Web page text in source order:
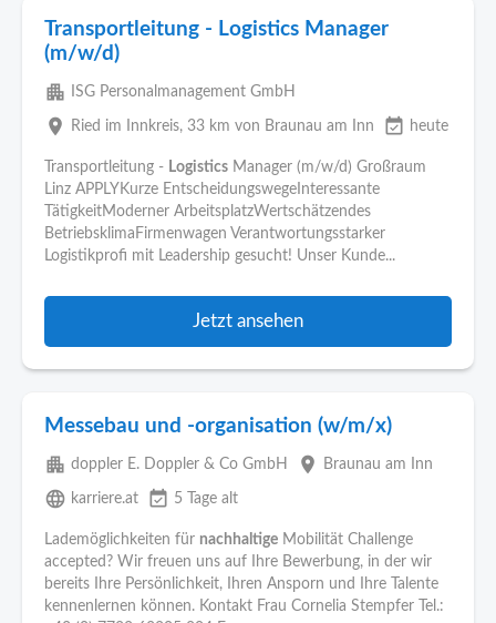
Transportleitung - Logistics Manager
(m/w/d)
apartment ISG Personalmanagement GmbH
place Ried im Innkreis, 33 km von Braunau am Inn event_available heute
Transportleitung - Logistics Manager (m/w/d) Großraum
Linz APPLYKurze EntscheidungswegeInteressante
TätigkeitModerner ArbeitsplatzWertschätzendes
BetriebsklimaFirmenwagen Verantwortungsstarker
Logistikprofi mit Leadership gesucht! Unser Kunde...
Jetzt ansehen
Messebau und -organisation (w/m/x)
apartment doppler E. Doppler & Co GmbH place Braunau am Inn
language karriere.at event_available 5 Tage alt
Lademöglichkeiten für nachhaltige Mobilität Challenge
accepted? Wir freuen uns auf Ihre Bewerbung, in der wir
bereits Ihre Persönlichkeit, Ihren Ansporn und Ihre Talente
kennenlernen können. Kontakt Frau Cornelia Stempfer Tel.: